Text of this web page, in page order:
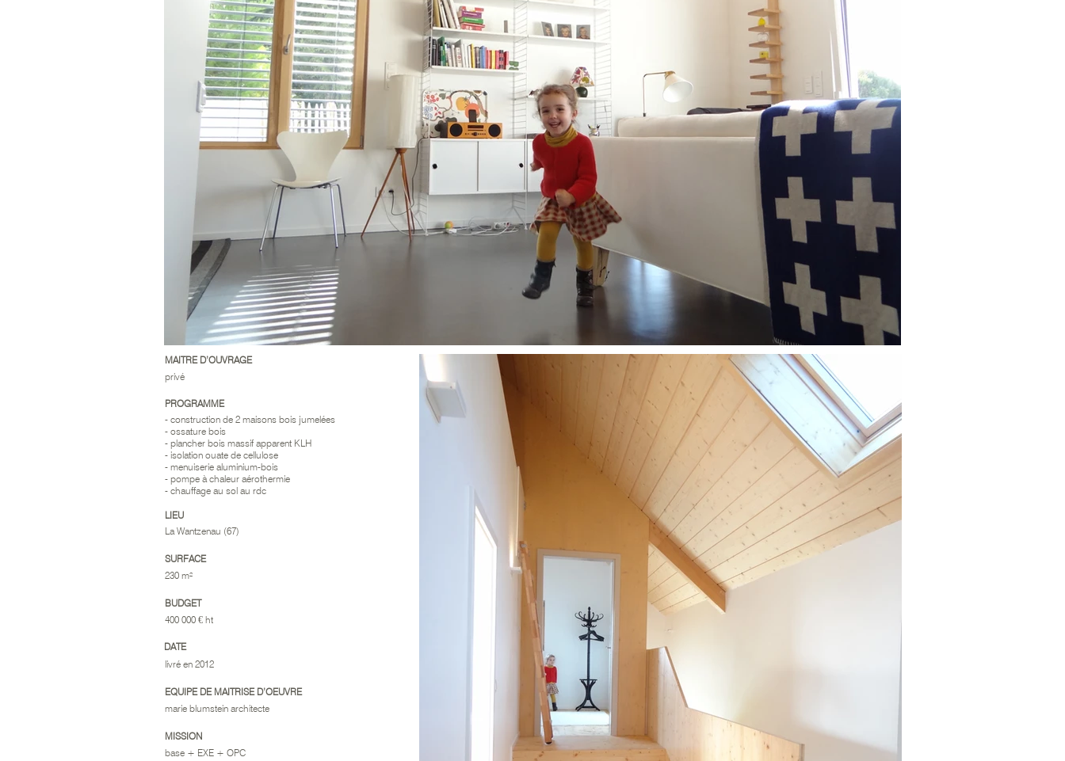
MAITRE D’OUVRAGE
privé
PROGRAMME
- construction de 2 maisons bois jumelées
- ossature bois
- plancher bois massif apparent KLH
- isolation ouate de cellulose
- menuiserie aluminium-bois
- pompe à chaleur aérothermie
- chauffage au sol au rdc
LIEU
La Wantzenau (67)
SURFACE
230 m²
BUDGET
400 000 € ht
DATE
livré en 2012
EQUIPE DE MAITRISE D’OEUVRE
marie blumstein architecte
MISSION
base + EXE + OPC